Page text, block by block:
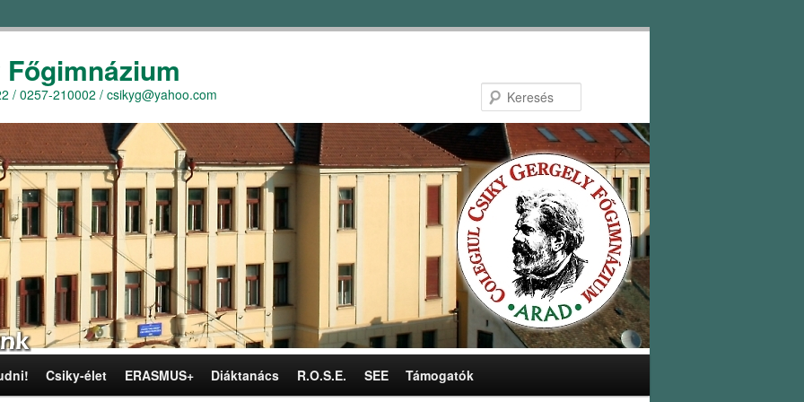
/ 0257-210002 / csikyg@yahoo.com
Csiky-élet ERASMUS+ Diáktanács R.O.S.E. SEE Támogatók